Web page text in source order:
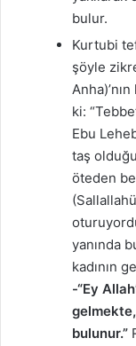
bulur.
Kurtubi
şöyle
ki:
Ebu
taş
öteden
yanında
kadının
-“Ey
bulunur.”